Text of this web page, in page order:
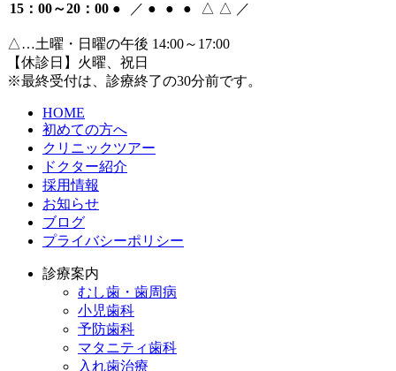
15：00～20：00 ● ／ ● ● ● △ △ ／
△…土曜・日曜の午後 14:00～17:00
【休診日】火曜、祝日
※最終受付は、診療終了の30分前です。
HOME
初めての方へ
クリニックツアー
ドクター紹介
採用情報
お知らせ
ブログ
プライバシーポリシー
診療案内
むし歯・歯周病
小児歯科
予防歯科
マタニティ歯科
入れ歯治療